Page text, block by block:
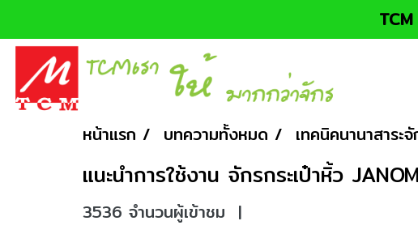
หน้าแรก บทความทั้งหมด เทคนิคนานาสาระ
แนะนำการใช้งาน จักรกระเป๋าหิ้ว
3536 จำนวนผู้เข้าชม |